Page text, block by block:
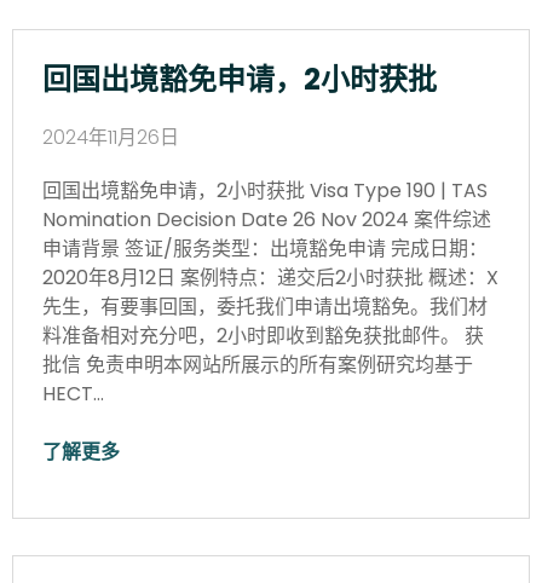
回国出境豁免申请，2小时获批
2024年11月26日
回国出境豁免申请，2小时获批 Visa Type 190 | TAS
Nomination Decision Date 26 Nov 2024 案件综述
申请背景 签证/服务类型：出境豁免申请 完成日期：
2020年8月12日 案例特点：递交后2小时获批 概述：X
先生，有要事回国，委托我们申请出境豁免。我们材
料准备相对充分吧，2小时即收到豁免获批邮件。 获
批信 免责申明本网站所展示的所有案例研究均基于
HECT…
了解更多